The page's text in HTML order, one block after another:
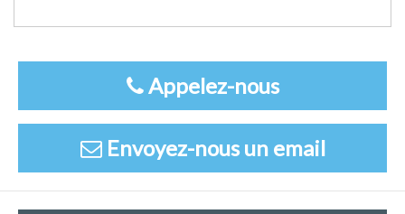
Appelez-nous
Envoyez-nous un email